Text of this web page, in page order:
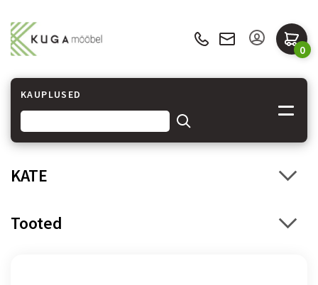
0
KAUPLUSED
KATE
Tooted